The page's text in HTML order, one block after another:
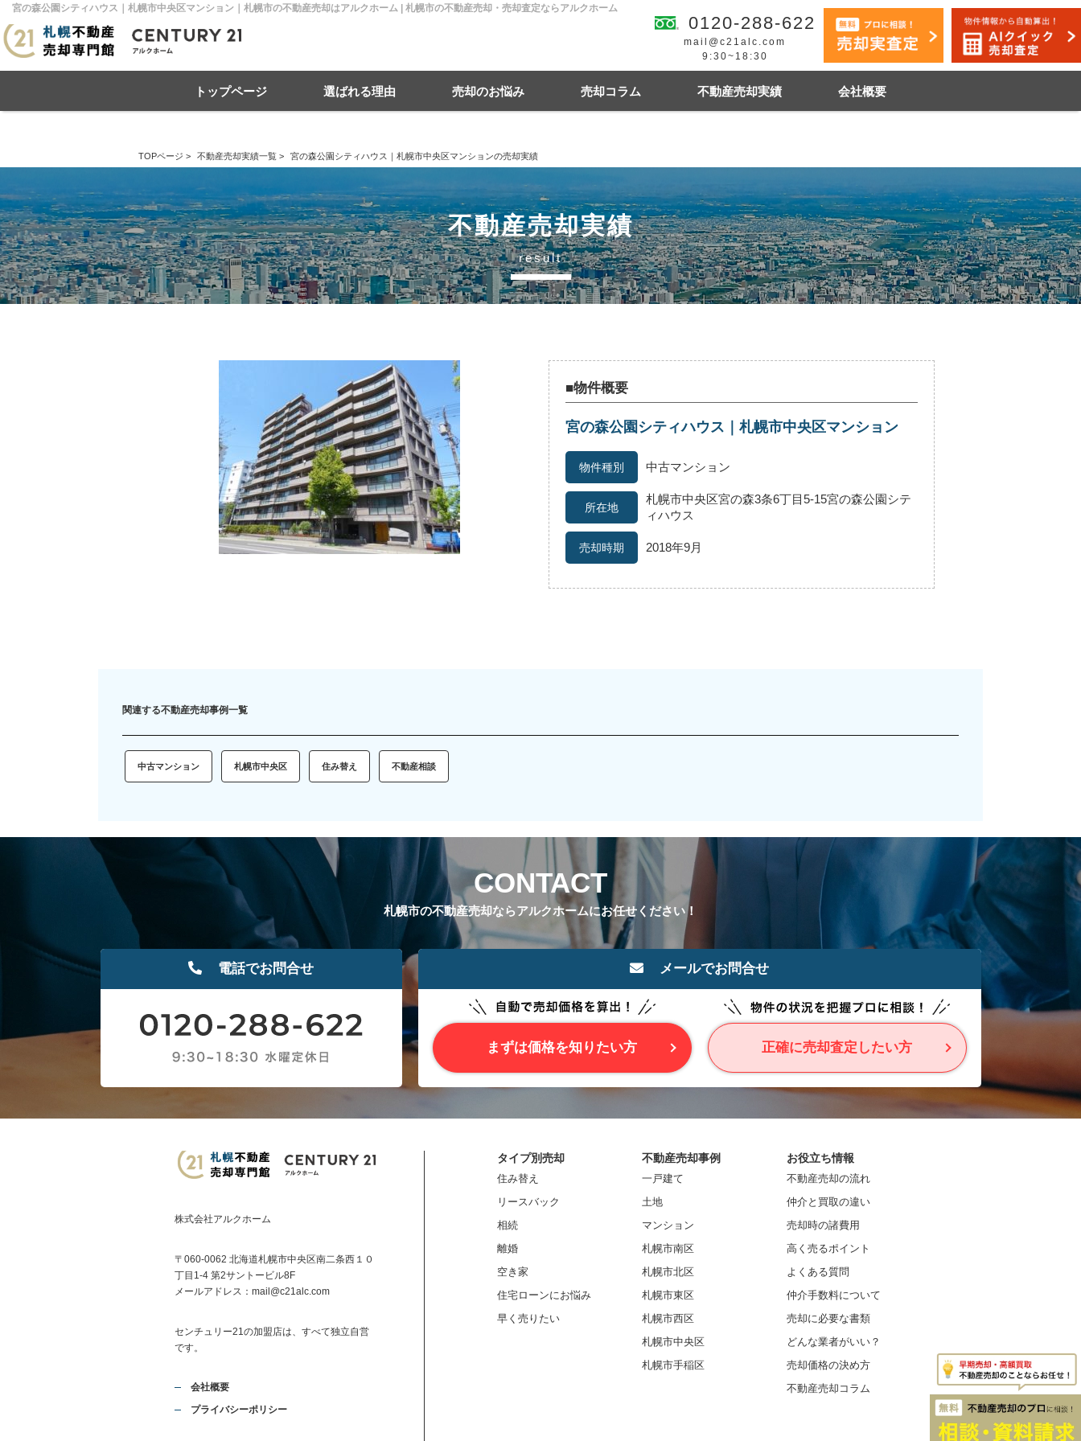
宮の森公園シティハウス｜札幌市中央区マンション｜札幌市の不動産売却はアルクホーム | 札幌市の不動産売却・売却査定ならアルクホーム
0120-288-622
mail@c21alc.com
9:30~18:30
トップページ 選ばれる理由 売却のお悩み
相続 空き家 住宅ローンにお悩み
売却コラム
売買の費用・税金 豆知識情報
不動産売却実績
札幌市南区 札幌市北区 札幌市東区 札幌市西区 札幌市中央区 札幌市手稲区 札幌市白石区
リースバック 相続 離婚
会社概要
TOPページ > 不動産売却実績一覧 > 宮の森公園シティハウス｜札幌市中央区マンションの売却実績
不動産売却実績
result
■物件概要
宮の森公園シティハウス｜札幌市中央区マンション
中古マンション
札幌市中央区宮の森3条6丁目5-15宮の森公園シテ
ィハウス
2018年9月
関連する不動産売却事例一覧
中古マンション 札幌市中央区 住み替え 不動産相談
CONTACT
札幌市の不動産売却ならアルクホームにお任せください！
電話でお問合せ メールでお問合せ
まずは価格を知りたい方 正確に売却査定したい方
株式会社アルクホーム
〒060-0062 北海道札幌市中央区南二条西１０
丁目1-4 第2サントービル8F
メールアドレス： mail@c21alc.com
センチュリー21の加盟店は、すべて独立自営
です。
会社概要
プライバシーポリシー
タイプ別売却
住み替え
リースバック
相続
離婚
空き家
住宅ローンにお悩み
早く売りたい
不動産売却事例
一戸建て
土地
マンション
札幌市南区
札幌市北区
札幌市東区
札幌市西区
札幌市中央区
札幌市手稲区
お役立ち情報
不動産売却の流れ
仲介と買取の違い
売却時の諸費用
高く売るポイント
よくある質問
仲介手数料について
売却に必要な書類
どんな業者がいい？
売却価格の決め方
不動産売却コラム